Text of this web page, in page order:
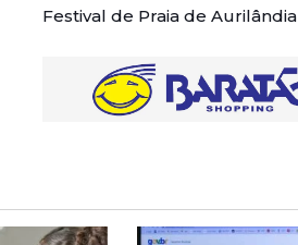
Festival de Praia de Aurilândia